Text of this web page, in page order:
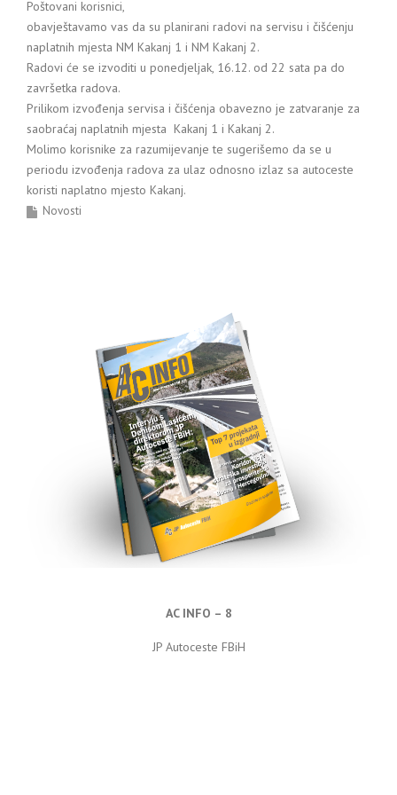
Poštovani korisnici,
obavještavamo vas da su planirani radovi na servisu i čišćenju
naplatnih mjesta NM Kakanj 1 i NM Kakanj 2.
Radovi će se izvoditi u ponedjeljak, 16.12. od 22 sata pa do
završetka radova.
Prilikom izvođenja servisa i čišćenja obavezno je zatvaranje za
saobraćaj naplatnih mjesta Kakanj 1 i Kakanj 2.
Molimo korisnike za razumijevanje te sugerišemo da se u
periodu izvođenja radova za ulaz odnosno izlaz sa autoceste
koristi naplatno mjesto Kakanj.
Novosti
AC INFO – 8
JP Autoceste FBiH